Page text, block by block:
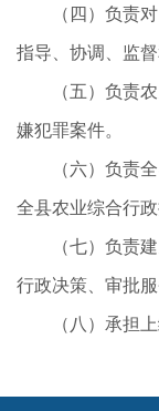
（四）负责
指导、协调、监督
（五）负责
嫌犯罪案件。
（六）负责
全县农业综合行
（七）负责
行政决策、审批
（八）承担